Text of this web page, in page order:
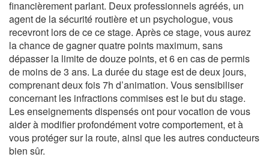
financièrement parlant. Deux professionnels agréés, un
agent de la sécurité routière et un psychologue, vous
recevront lors de ce ce stage. Après ce stage, vous aurez
la chance de gagner quatre points maximum, sans
dépasser la limite de douze points, et 6 en cas de permis
de moins de 3 ans. La durée du stage est de deux jours,
comprenant deux fois 7h d’animation. Vous sensibiliser
concernant les infractions commises est le but du stage.
Les enseignements dispensés ont pour vocation de vous
aider à modifier profondément votre comportement, et à
vous protéger sur la route, ainsi que les autres conducteurs
bien sûr.